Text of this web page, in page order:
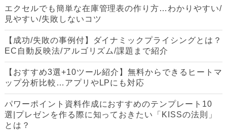
エクセルでも簡単な在庫管理表の作り方…わかりやすい/
見やすい/失敗しないコツ
【成功/失敗の事例付】ダイナミックプライシングとは？
EC自動反映法/アルゴリズム/課題まで紹介
【おすすめ3選+10ツール紹介】無料からできるヒートマ
ップ分析比較…アプリやLPにも対応
パワーポイント資料作成におすすめのテンプレート10
選|プレゼンを作る際に知っておきたい「KISSの法則」
とは？